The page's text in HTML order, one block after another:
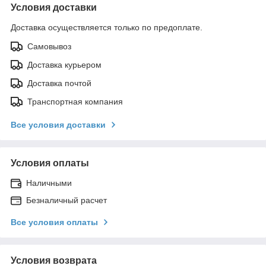
Условия доставки
Доставка осуществляется только по предоплате.
Самовывоз
Доставка курьером
Доставка почтой
Транспортная компания
Все условия доставки
Условия оплаты
Наличными
Безналичный расчет
Все условия оплаты
Условия возврата